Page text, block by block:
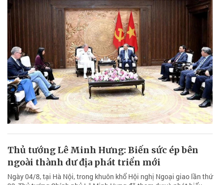
Thủ tướng Lê Minh Hưng: Biến sức ép bên
ngoài thành dư địa phát triển mới
Ngày 04/8, tại Hà Nội, trong khuôn khổ Hội nghị Ngoại giao lần thứ